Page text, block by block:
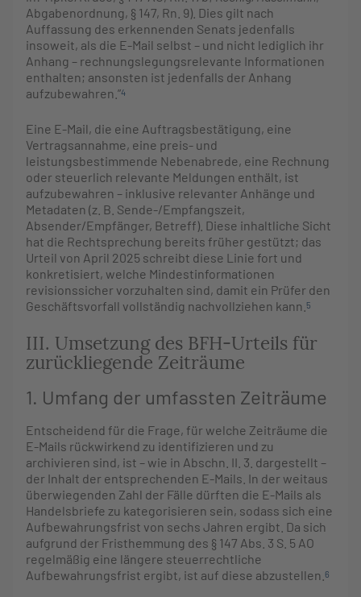
Abgabenordnung, § 147, Rn. 9). Dies gilt nach
Auffassung des erkennenden Senats jedenfalls
insoweit, als die E-Mail selbst – und nicht lediglich ihr
Anhang – rechnungslegungsrelevante Informationen
enthalten; ansonsten ist jedenfalls der Anhang
aufzubewahren.”4
Eine E-Mail, die eine Auftragsbestätigung, eine
Vertragsannahme, eine preis- und
leistungsbestimmende Nebenabrede, eine Rechnung
oder steuerlich relevante Meldungen enthält, ist
aufzubewahren – inklusive relevanter Anhänge und
Metadaten (z. B. Sende-/Empfangszeit,
Absender/Empfänger, Betreff). Diese inhaltliche Sicht
hat die Rechtsprechung bereits früher gestützt; das
Urteil von April 2025 schreibt diese Linie fort und
konkretisiert, welche Mindestinformationen
revisionssicher vorzuhalten sind, damit ein Prüfer den
Geschäftsvorfall vollständig nachvollziehen kann. 5
III. Umsetzung des BFH-Urteils für
zurückliegende Zeiträume
1. Umfang der umfassten Zeiträume
Entscheidend für die Frage, für welche Zeiträume die
E-Mails rückwirkend zu identifizieren und zu
archivieren sind, ist – wie in Abschn. II. 3. dargestellt –
der Inhalt der entsprechenden E-Mails. In der weitaus
überwiegenden Zahl der Fälle dürften die E-Mails als
Handelsbriefe zu kategorisieren sein, sodass sich eine
Aufbewahrungsfrist von sechs Jahren ergibt. Da sich
aufgrund der Fristhemmung des § 147 Abs. 3 S. 5 AO
regelmäßig eine längere steuerrechtliche
Aufbewahrungsfrist ergibt, ist auf diese abzustellen. 6